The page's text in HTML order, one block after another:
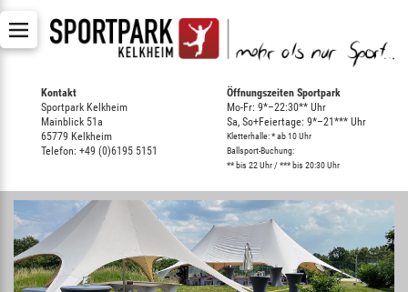
Kontakt
Sportpark Kelkheim
Mainblick 51a
65779 Kelkheim
Telefon: +49 (0)6195 5151
Öffnungszeiten Sportpark
Mo-Fr: 9*–22:30** Uhr
Sa, So+Feiertage: 9*–21*** Uhr
Kletterhalle: * ab 10 Uhr
Ballsport-Buchung:
** bis 22 Uhr / *** bis 20:30 Uhr